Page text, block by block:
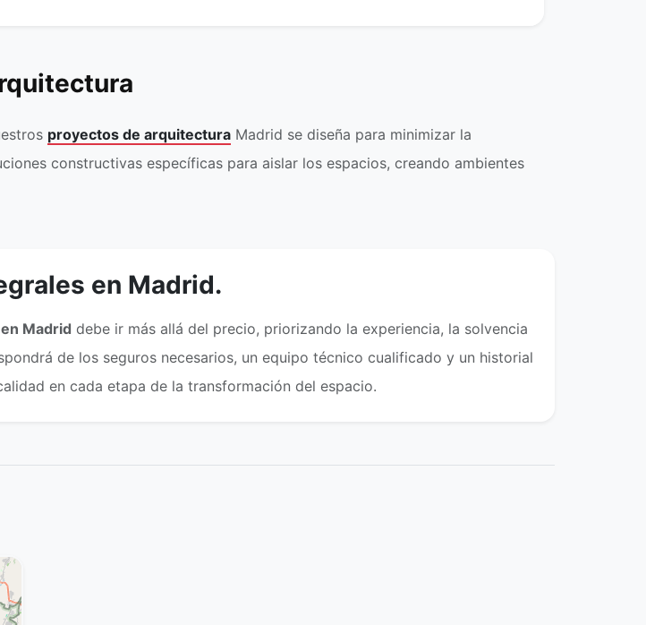
proyectos de arquitectura Madrid se diseña para minimizar la
constructivas específicas para aislar los espacios, creando ambientes
en Madrid.
Madrid debe ir más allá del precio, priorizando la experiencia, la solvencia
de los seguros necesarios, un equipo técnico cualificado y un historial
en cada etapa de la transformación del espacio.